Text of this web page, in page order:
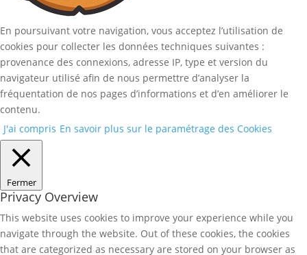
En poursuivant votre navigation, vous acceptez l’utilisation de
cookies pour collecter les données techniques suivantes :
provenance des connexions, adresse IP, type et version du
navigateur utilisé afin de nous permettre d’analyser la
fréquentation de nos pages d’informations et d’en améliorer le
contenu.
J'ai compris En savoir plus sur le paramétrage des Cookies
Fermer
Privacy Overview
This website uses cookies to improve your experience while you
navigate through the website. Out of these cookies, the cookies
that are categorized as necessary are stored on your browser as